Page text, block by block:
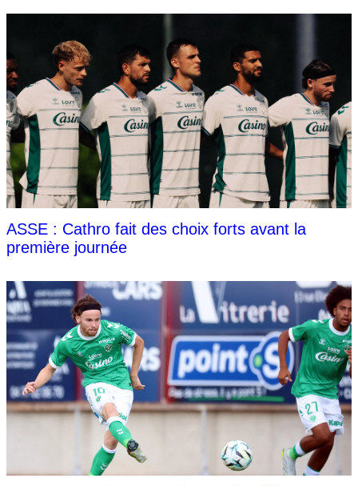
ASSE : Cathro fait des choix forts avant la
première journée